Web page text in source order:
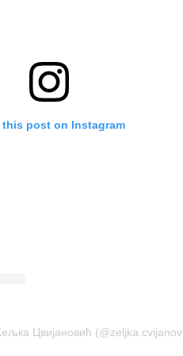
this post on Instagram
Цвијановић